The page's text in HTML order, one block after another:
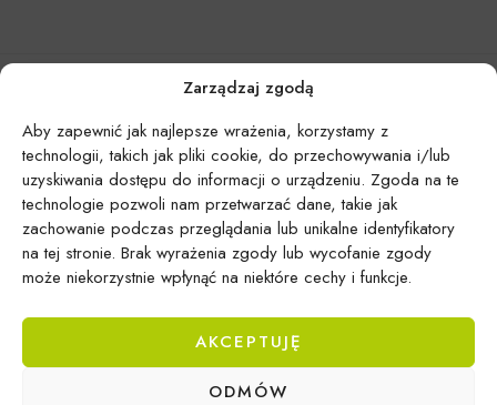
Zarządzaj zgodą
Aby zapewnić jak najlepsze wrażenia, korzystamy z
technologii, takich jak pliki cookie, do przechowywania i/lub
uzyskiwania dostępu do informacji o urządzeniu. Zgoda na te
technologie pozwoli nam przetwarzać dane, takie jak
zachowanie podczas przeglądania lub unikalne identyfikatory
na tej stronie. Brak wyrażenia zgody lub wycofanie zgody
może niekorzystnie wpłynąć na niektóre cechy i funkcje.
AKCEPTUJĘ
ODMÓW
Epicentrum Gdynia Wielki Kack